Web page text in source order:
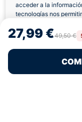
acceder a la
tecnologías nos
retirar el
características yRechazar
Política de
27,99 €49,50 €
Envíos a
Pagos 100%